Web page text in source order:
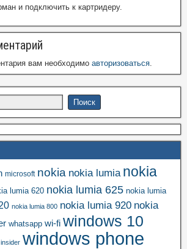
и подключить к картридеру.
вам необходимо авторизоваться.
microsoft nokia nokia lumia nokia
lumia 620 nokia lumia 625 nokia lumia
nokia lumia 800 nokia lumia 920 nokia
whatsapp wi-fi windows 10
windows phone